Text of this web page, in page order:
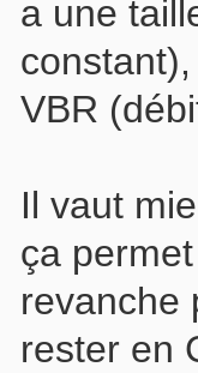
a une
VBR
Il vaut
ça
revanche
rester en